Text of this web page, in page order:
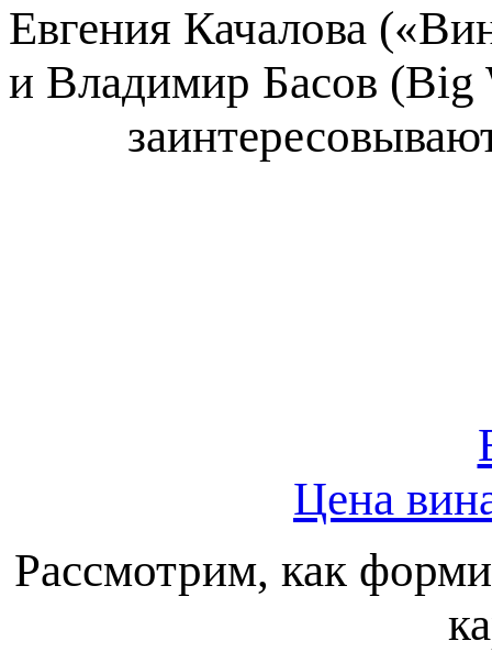
Евгения Качалова
и Владимир Басов (Big
Цена
Рассмотрим, как